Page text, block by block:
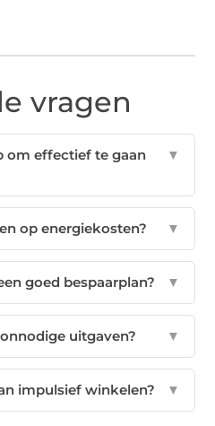
vragen
om effectief te gaan
▼
op energiekosten? ▼
goed bespaarplan? ▼
uitgaven? ▼
impulsief winkelen? ▼